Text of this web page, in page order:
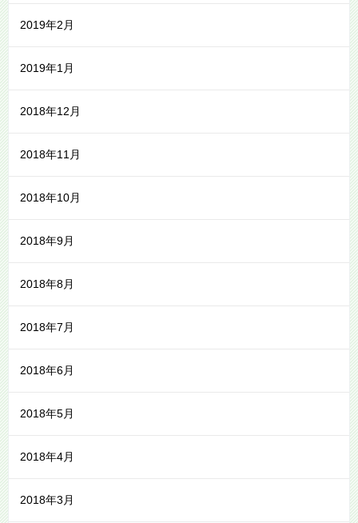
2019年2月
2019年1月
2018年12月
2018年11月
2018年10月
2018年9月
2018年8月
2018年7月
2018年6月
2018年5月
2018年4月
2018年3月